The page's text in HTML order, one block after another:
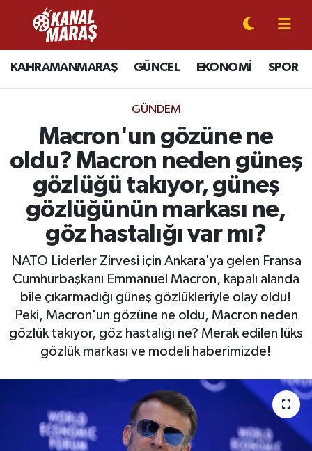
KAHRAMANMARAŞ GÜNCEL EKONOMİ SPOR
GÜNDEM
Macron'un gözüne ne
oldu? Macron neden güneş
gözlüğü takıyor, güneş
gözlüğünün markası ne,
göz hastalığı var mı?
NATO Liderler Zirvesi için Ankara'ya gelen Fransa
Cumhurbaşkanı Emmanuel Macron, kapalı alanda
bile çıkarmadığı güneş gözlükleriyle olay oldu!
Peki, Macron'un gözüne ne oldu, Macron neden
gözlük takıyor, göz hastalığı ne? Merak edilen lüks
gözlük markası ve modeli haberimizde!
CANLI YAYIN
KAHRAMANMARAŞ
SPOR
SİYASET
EKONOMİ
GÜNDEM
MAGAZİN
SAĞLIK
BÖLGE
KEŞFET
Kahramanmaraş Nöbetçi Eczaneler
Kahramanmaraş Hava Durumu
Kahramanmaraş Trafik Yoğunluk Haritası
Süper Lig Puan Durumu ve Fikstür
Tüm Manşetler
Son Dakika Haberleri
Haber Arşivi